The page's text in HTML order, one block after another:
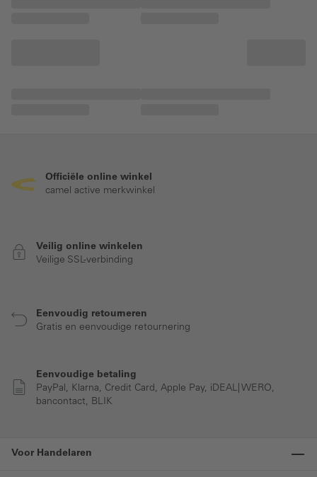
Officiële online winkel
camel active merkwinkel
Veilig online winkelen
Veilige SSL-verbinding
Eenvoudig retourneren
Gratis en eenvoudige retournering
Eenvoudige betaling
PayPal, Klarna, Credit Card, Apple Pay, iDEAL| WERO,
bancontact, BLIK
Voor Handelaren